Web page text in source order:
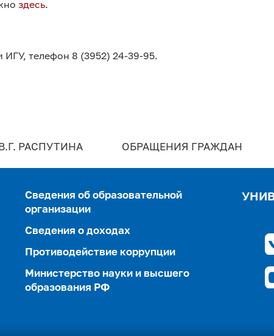
здесь.
ИГУ, телефон 8 (3952) 24-39-95.
РАСПУТИНА ОБРАЩЕНИЯ ГРАЖДАН
Сведения об образовательной
организации
Сведения о доходах
Противодействие коррупции
Министерство науки и высшего
образования РФ